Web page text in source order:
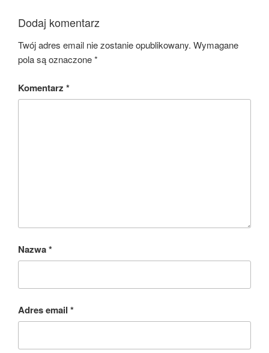
Dodaj komentarz
Twój adres email nie zostanie opublikowany. Wymagane
pola są oznaczone*
Komentarz *
Nazwa*
Adres email *